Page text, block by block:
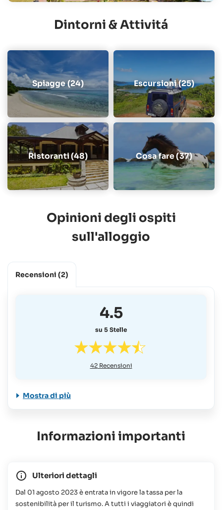
Dintorni & Attivitá
Spiagge (24) Escursioni (25)
Ristoranti (48) Cosa fare (37)
Opinioni degli ospiti
sull'alloggio
Recensioni (2)
4.5
su 5 Stelle
42Recensioni
Mostra di più
Informazioni importanti
Ulteriori dettagli
Dal 01 agosto 2023 è entrata in vigore la tassa per la
sostenibilità per il turismo. A tutti i viaggiatori è quindi